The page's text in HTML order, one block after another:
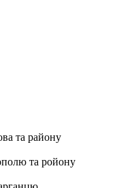
та району
та ройону